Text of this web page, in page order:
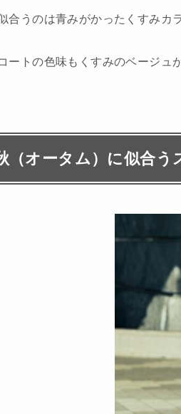
合うのは青みがかったくすみカラ
ートの色味もくすみのベージュ
（オータム）に似合う